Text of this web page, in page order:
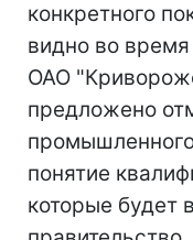
конкретного
видно во
ОАО
предложено
понятие
которые будет